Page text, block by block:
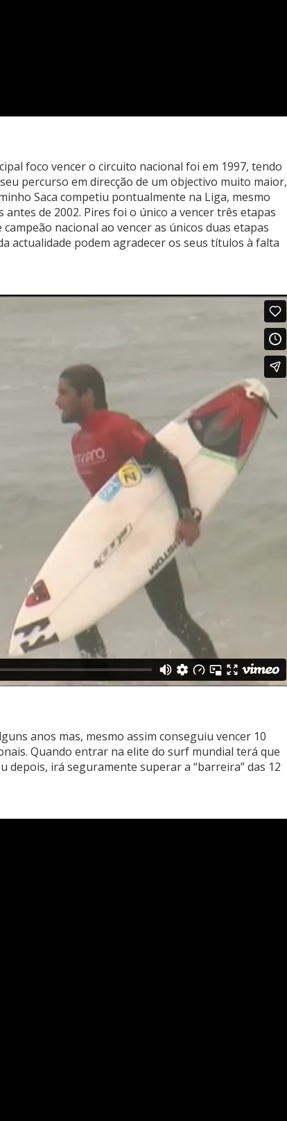
foco vencer o circuito nacional foi em 1997, tendo
percurso em direcção de um objectivo muito maior,
Saca competiu pontualmente na Liga, mesmo
de 2002. Pires foi o único a vencer três etapas
nacional ao vencer as únicos duas etapas
actualidade podem agradecer os seus títulos à falta
anos mas, mesmo assim conseguiu vencer 10
Quando entrar na elite do surf mundial terá que
depois, irá seguramente superar a “barreira” das 12